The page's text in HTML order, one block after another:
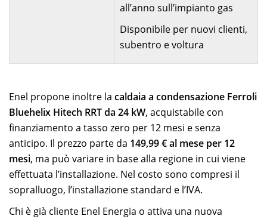
all’anno sull’impianto gas
Disponibile per nuovi clienti,
subentro e voltura
Enel propone inoltre la caldaia a condensazione Ferroli
Bluehelix Hitech RRT da 24 kW, acquistabile con
finanziamento a tasso zero per 12 mesi e senza
anticipo. Il prezzo parte da 149,99 € al mese per 12
mesi, ma può variare in base alla regione in cui viene
effettuata l’installazione. Nel costo sono compresi il
sopralluogo, l’installazione standard e l’IVA.
Chi è già cliente Enel Energia o attiva una nuova